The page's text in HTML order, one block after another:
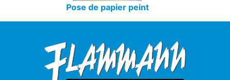
Pose de papier peint